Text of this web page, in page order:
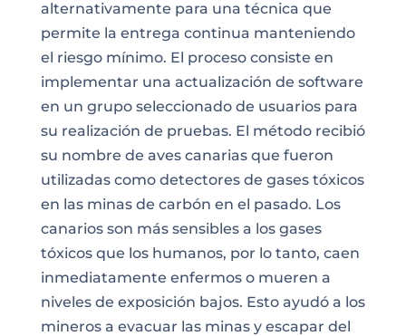
alternativamente para una técnica que
permite la entrega continua manteniendo
el riesgo mínimo. El proceso consiste en
implementar una actualización de software
en un grupo seleccionado de usuarios para
su realización de pruebas. El método recibió
su nombre de aves canarias que fueron
utilizadas como detectores de gases tóxicos
en las minas de carbón en el pasado. Los
canarios son más sensibles a los gases
tóxicos que los humanos, por lo tanto, caen
inmediatamente enfermos o mueren a
niveles de exposición bajos. Esto ayudó a los
mineros a evacuar las minas y escapar del